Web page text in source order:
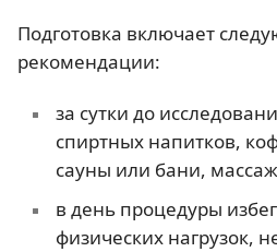
Подготовка включает
рекомендации:
за сутки до
спиртных напитков,
сауны или бани,
в день процедуры
физических нагрузок,